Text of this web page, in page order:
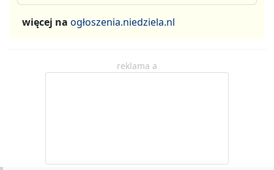
więcej na ogłoszenia.niedziela.nl
reklama a